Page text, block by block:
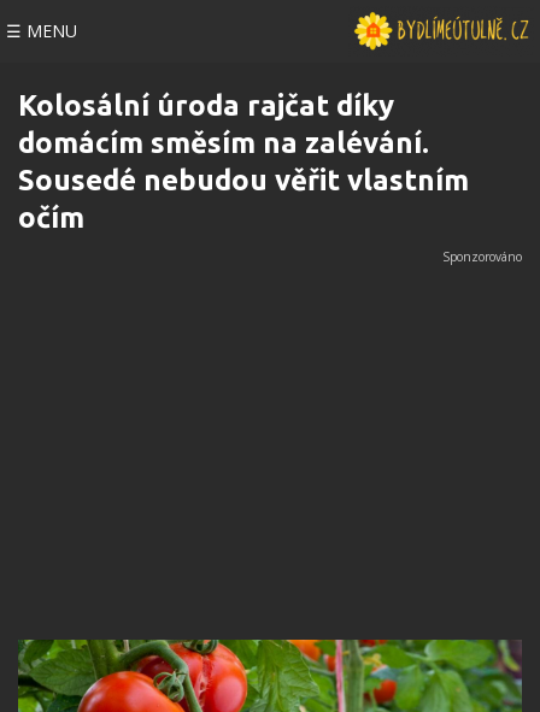
☰ MENU
Kolosální úroda rajčat díky
domácím směsím na zalévání.
Sousedé nebudou věřit vlastním
očím